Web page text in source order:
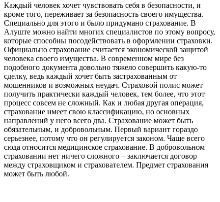
Каждый человек хочет чувствовать себя в безопасности, и
кроме того, переживает за безопасность своего имущества.
Специально для этого и было придумано страхование. В
Алуште можно найти многих специалистов по этому вопросу,
которые способны посодействовать в оформлении страховки.
Официально страхование считается экономической защитой
человека своего имущества. В современном мире без
подобного документа довольно тяжело совершить какую-то
сделку, ведь каждый хочет быть застрахованным от
мошенников и возможных неудач. Страховой полис может
получить практически каждый человек, тем более, что этот
процесс совсем не сложный. Как и любая другая операция,
страхование имеет свою классификацию, но основных
направлений у него всего два. Страхование может быть
обязательным, и добровольным. Первый вариант гораздо
серьезнее, потому что он регулируется законом. Чаще всего
сюда относится медицинское страхование. В добровольном
страховании нет ничего сложного – заключается договор
между страховщиком и страхователем. Предмет страхования
может быть любой.